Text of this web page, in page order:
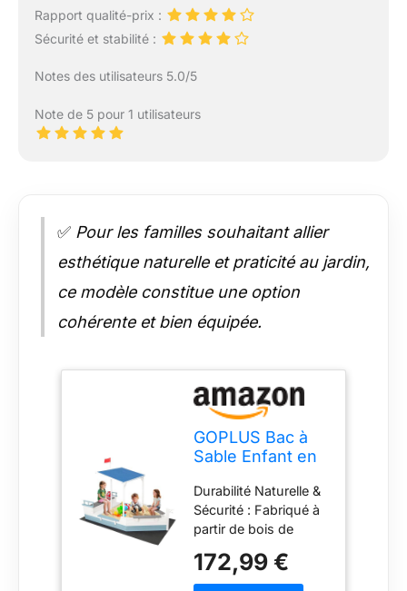
Rapport qualité-prix :
Sécurité et stabilité :
Notes des utilisateurs 5.0/5
Note de 5 pour 1 utilisateurs
✅ Pour les familles souhaitant allier
esthétique naturelle et praticité au jardin,
ce modèle constitue une option
cohérente et bien équipée.
GOPLUS Bac à
Sable Enfant en
Bac à Sable
Exterieur en
Forme de Bateau
avec Auvent
Incliné,
Durabilité Naturelle &
Sécurité : Fabriqué à
partir de bois de
haute qualité, le bac à
sable pour enfants
172,99 €